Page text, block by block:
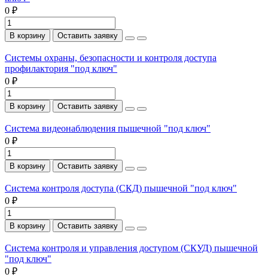
0 ₽
В корзину Оставить заявку
Системы охраны, безопасности и контроля доступа
профилактория "под ключ"
0 ₽
В корзину Оставить заявку
Система видеонаблюдения пышечной "под ключ"
0 ₽
В корзину Оставить заявку
Система контроля доступа (СКД) пышечной "под ключ"
0 ₽
В корзину Оставить заявку
Система контроля и управления доступом (СКУД) пышечной
"под ключ"
0 ₽